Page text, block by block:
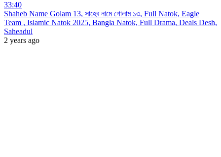
33:40
Shaheb Name Golam 13, সাহেব নামে গোলাম ১৩, Full Natok, Eagle
Team , Islamic Natok 2025, Bangla Natok, Full Drama, Deals Desh,
Saheadul
2 years ago